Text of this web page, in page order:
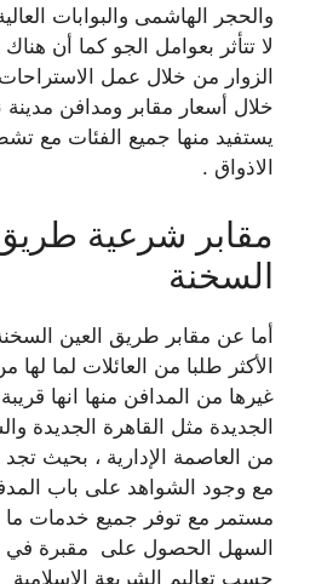
والحجر الهاشمى والبوابات
لا تتأثر بعوامل الجو كما أن
الزوار من خلال عمل
خلال أسعار مقابر ومدافن
يستفيد منها جميع الفئات مع
الاذواق .
مقابر شرعية
السخنة
أما عن مقابر طريق العين
الأكثر طلبا من العائلات لما لها
غيرها من المدافن منها انها
الجديدة مثل القاهرة الجديدة
من العاصمة الإدارية ، بحيث
مع وجود الشواهد على باب
مستمر مع توفر جميع خدمات ما
السهل الحصول على مقبرة في
حسب تعاليم الشريعة الإسلامية